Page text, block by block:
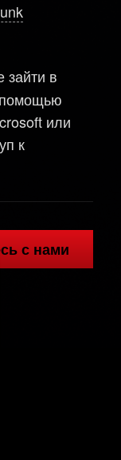
зайти в
или
к
с нами